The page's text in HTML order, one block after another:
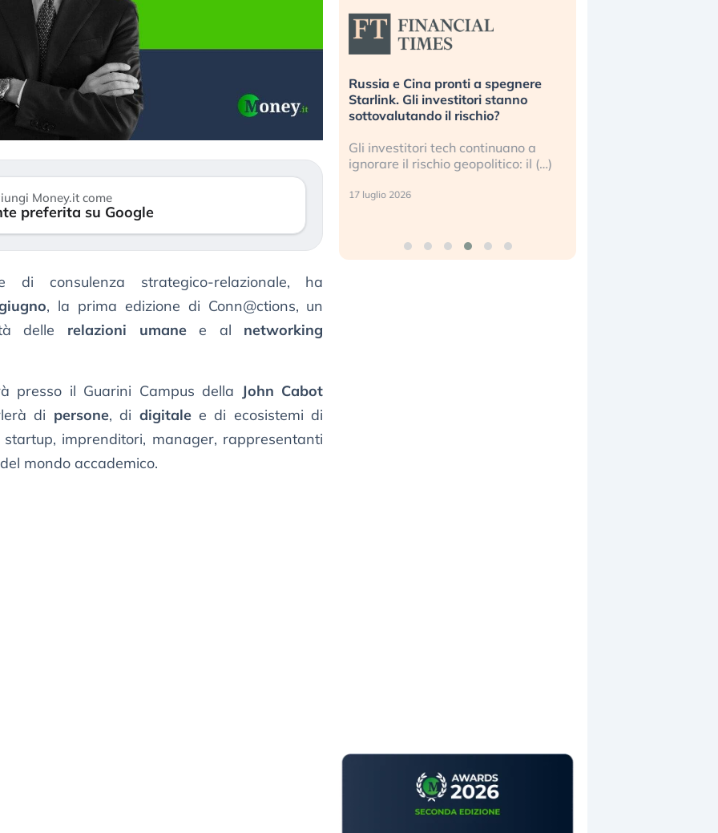
Money.it come
preferita su Google
di consulenza strategico-relazionale, ha
, la prima edizione di Conn@ctions, un
delle relazioni umanee al networking
presso il Guarini Campus della John Cabot
di persone, di digitalee di ecosistemi di
imprenditori, manager, rappresentanti
mondo accademico.
Investitori
lo scoppio
retail (…)
Quando la finanza pesa più
dell’economia reale. L’America sta
ripetendo gli errori del 2008?
sempre più sganciata dall’economia
reale. (…)
24 luglio 2026
Russia e Cina pronti a spegnere
Starlink. Gli investitori stanno
sottovalutando il rischio?
Gli investitori tech continuano a
ignorare il rischio geopolitico: il (…)
17 luglio 2026